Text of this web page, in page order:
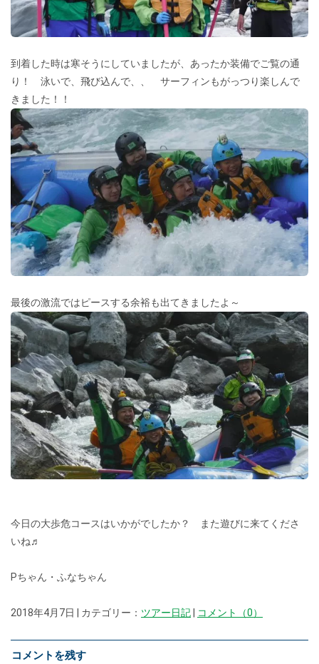
到着した時は寒そうにしていましたが、あったか装備でご覧の通
り！ 泳いで、飛び込んで、、 サーフィンもがっつり楽しんで
きました！！
最後の激流ではピースする余裕も出てきましたよ～
今日の大歩危コースはいかがでしたか？ また遊びに来てくださ
いね♬
Pちゃん・ふなちゃん
2018年4月7日 | カテゴリー： ツアー日記| コメント（0）
コメントを残す